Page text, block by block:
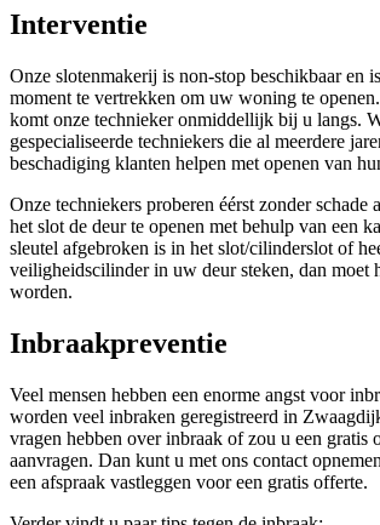
Interventie
Onze slotenmakerij is non-stop beschikbaar en
moment te vertrekken om uw woning te
komt onze technieker onmiddellijk bij u langs.
gespecialiseerde techniekers die al meerdere
beschadiging klanten helpen met openen van
Onze techniekers proberen éérst zonder schade
het slot de deur te openen met behulp van een
sleutel afgebroken is in het slot/cilinderslot of
veiligheidscilinder in uw deur steken, dan moet
worden.
Inbraakpreventie
Veel mensen hebben een enorme angst voor
worden veel inbraken geregistreerd in
vragen hebben over inbraak of zou u een gratis
aanvragen. Dan kunt u met ons contact
een afspraak vastleggen voor een gratis offerte.